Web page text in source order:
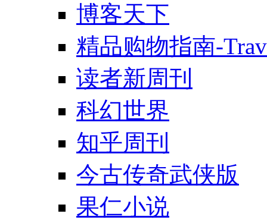
博客天下
精品购物指南-
读者新周刊
科幻世界
知乎周刊
今古传奇武侠版
果仁小说